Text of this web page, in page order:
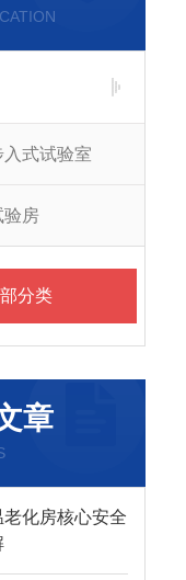
式试验室
验房
分类
章
化房核心安全